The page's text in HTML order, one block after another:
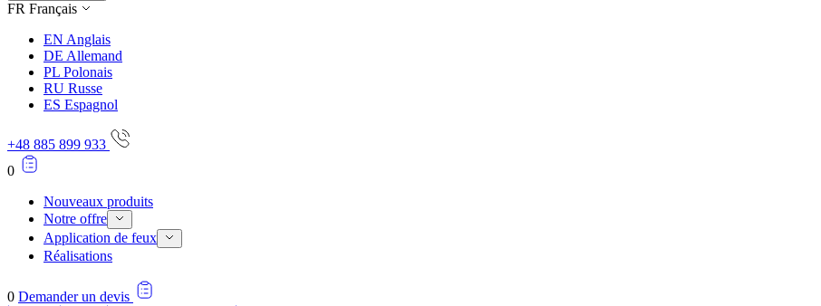
FR Français
EN Anglais
DE Allemand
PL Polonais
RU Russe
ES Espagnol
+48 885 899 933
0
Nouveaux produits
Notre offre
Application de feux
Réalisations
0 Demander un devis